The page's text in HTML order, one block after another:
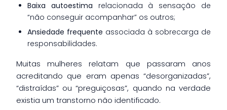
Baixa autoestima relacionada à sensação de
“não conseguir acompanhar” os outros;
Ansiedade frequente associada à sobrecarga de
responsabilidades.
Muitas mulheres relatam que passaram anos
acreditando que eram apenas “desorganizadas”,
“distraídas” ou “preguiçosas”, quando na verdade
existia um transtorno não identificado.